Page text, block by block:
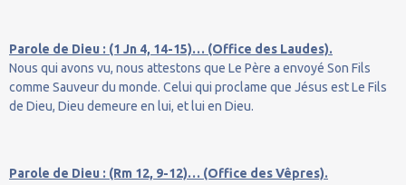
Parole de Dieu : (1 Jn 4, 14-15)… (Office des Laudes).
Nous qui avons vu, nous attestons que Le Père a envoyé Son Fils
comme Sauveur du monde. Celui qui proclame que Jésus est Le Fils
de Dieu, Dieu demeure en lui, et lui en Dieu.
Parole de Dieu : (Rm 12, 9-12)… (Office des Vêpres).